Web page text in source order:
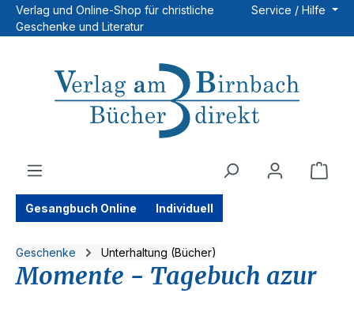
Zum Hauptinhalt springen
Verlag und Online-Shop für christliche
Geschenke und Literatur
Service / Hilfe
Gesangbuch Online Individuell
Geschenke Unterhaltung (Bücher)
Momente - Tagebuch azur